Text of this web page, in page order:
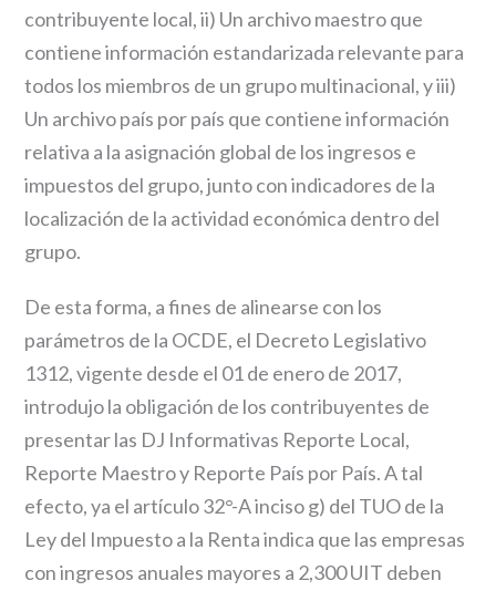
contribuyente local, ii) Un archivo maestro que
contiene información estandarizada relevante para
todos los miembros de un grupo multinacional, y iii)
Un archivo país por país que contiene información
relativa a la asignación global de los ingresos e
impuestos del grupo, junto con indicadores de la
localización de la actividad económica dentro del
grupo.
De esta forma, a fines de alinearse con los
parámetros de la OCDE, el Decreto Legislativo
1312, vigente desde el 01 de enero de 2017,
introdujo la obligación de los contribuyentes de
presentar las DJ Informativas Reporte Local,
Reporte Maestro y Reporte País por País. A tal
efecto, ya el artículo 32°-A inciso g) del TUO de la
Ley del Impuesto a la Renta indica que las empresas
con ingresos anuales mayores a 2,300 UIT deben